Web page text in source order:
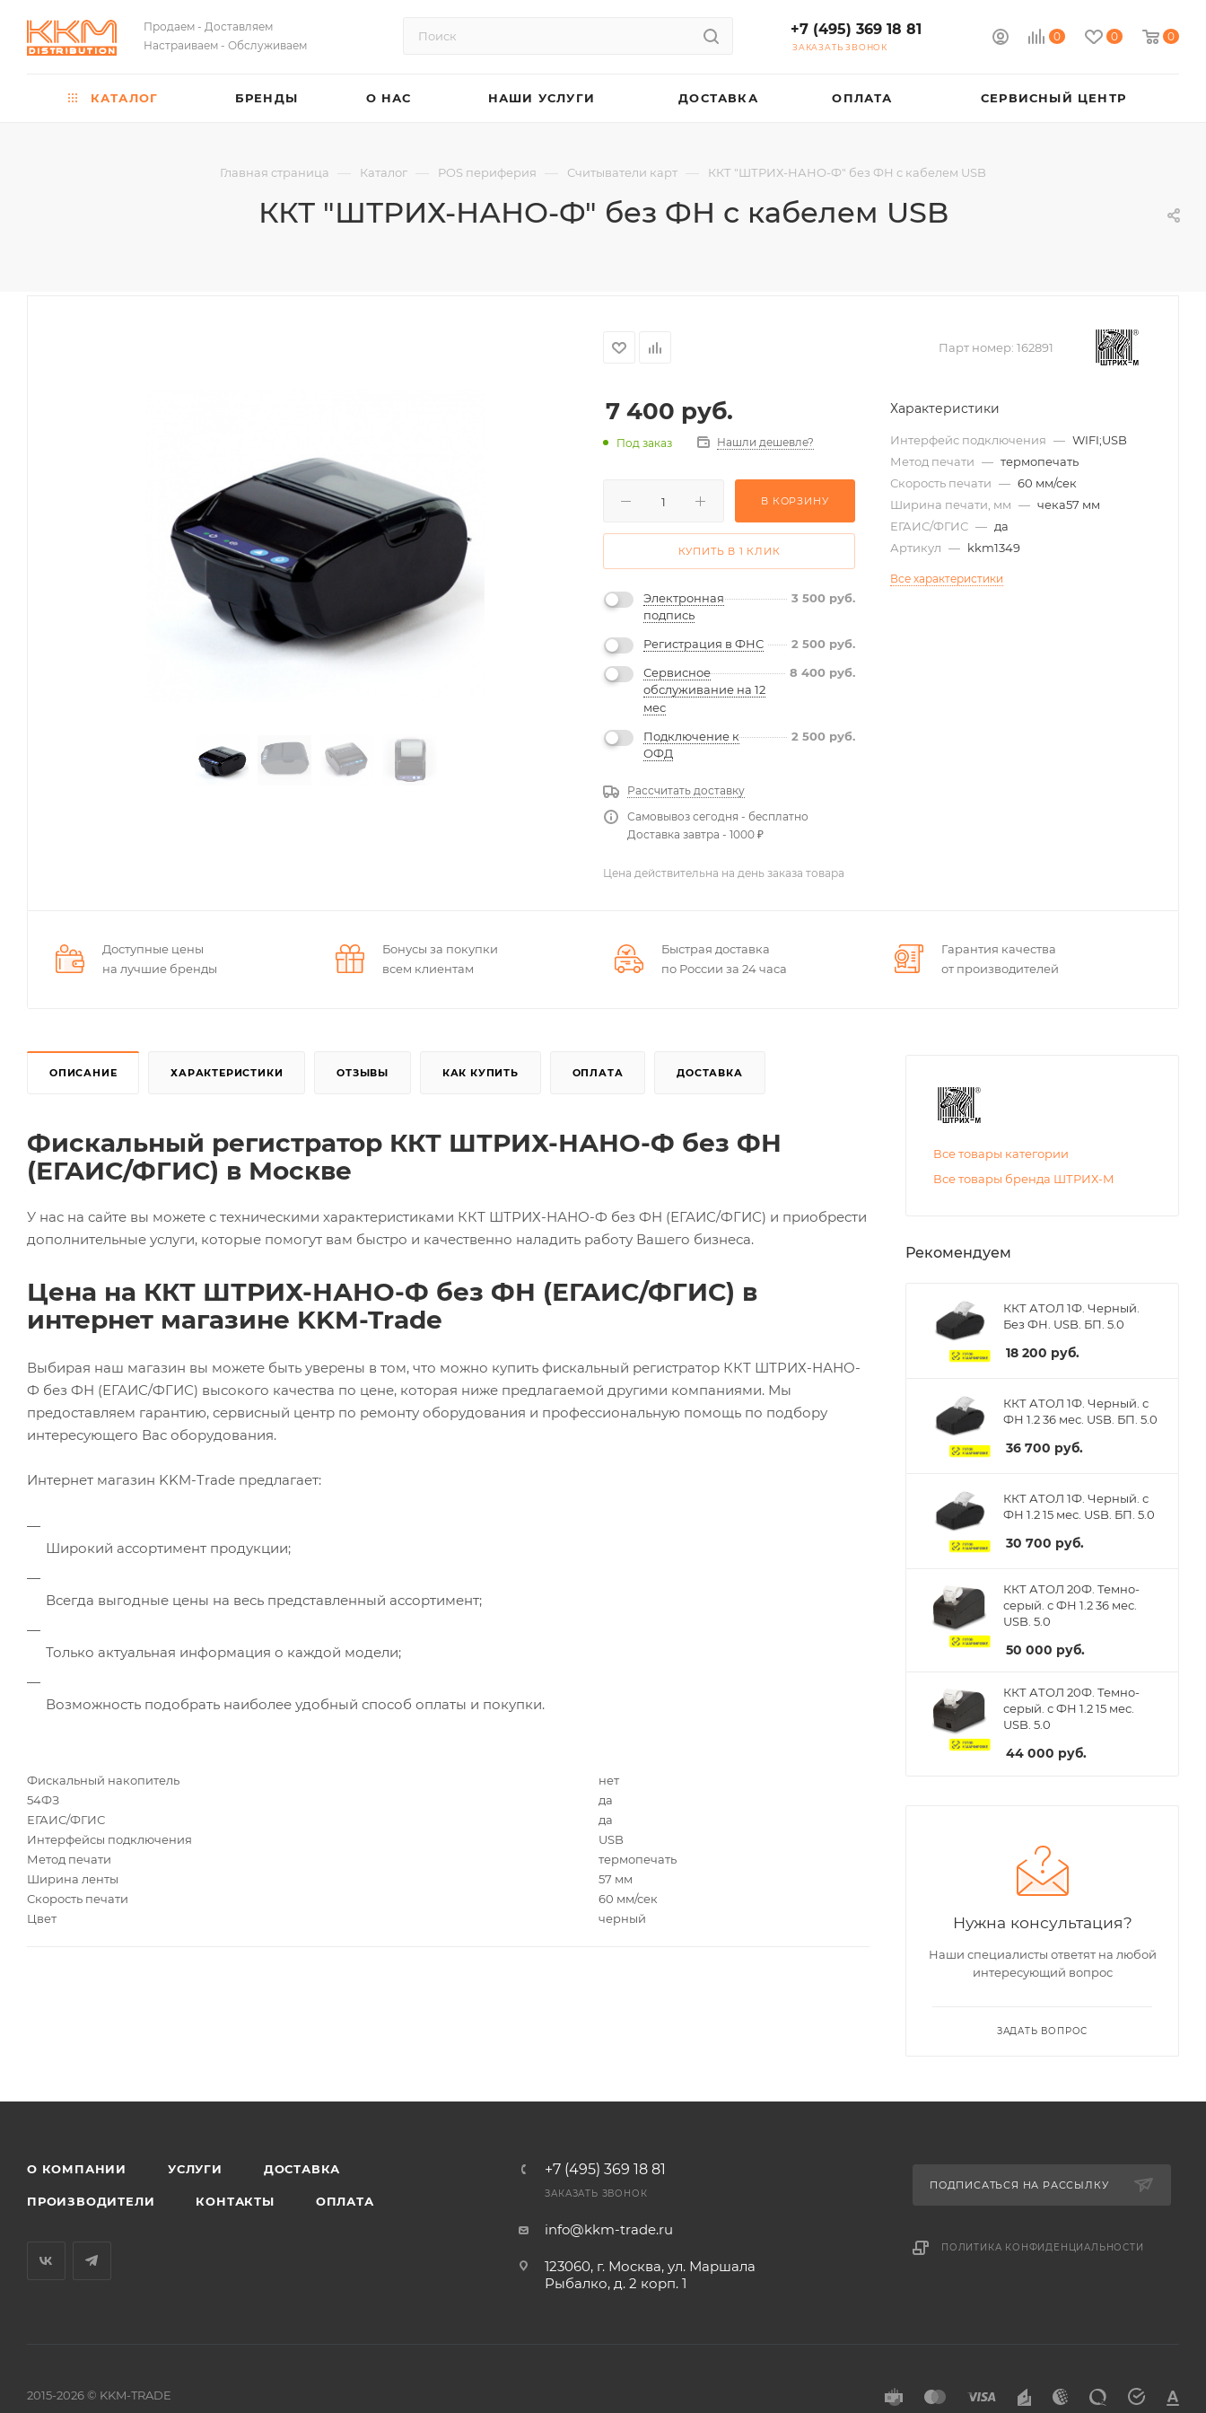
Продаем - Доставляем
Настраиваем - Обслуживаем
0 0 0
+7 (495) 369 18 81
ЗАКАЗАТЬ ЗВОНОК
КАТАЛОГ БРЕНДЫ О НАС НАШИ УСЛУГИ ДОСТАВКА ОПЛАТА СЕРВИСНЫЙ ЦЕНТР
Главная страница — Каталог — POS периферия — Считыватели карт — ККТ "ШТРИХ-НАНО-Ф" без ФН с кабелем USB
ККТ "ШТРИХ-НАНО-Ф" без ФН с кабелем USB
Парт номер: 162891
7 400 руб.
Под заказ Нашли дешевле?
В КОРЗИНУ
КУПИТЬ В 1 КЛИК
Электронная
подпись
3 500 руб.
Регистрация в ФНС 2 500 руб.
Сервисное
обслуживание на 12
мес
8 400 руб.
Подключение к
ОФД
2 500 руб.
Рассчитать доставку
Самовывоз сегодня - бесплатно
Доставка завтра - 1000 ₽
Характеристики
Интерфейс подключения — WIFI;USB
Метод печати — термопечать
Скорость печати — 60 мм/сек
Ширина печати, мм — чека57 мм
ЕГАИС/ФГИС — да
Артикул — kkm1349
Все характеристики
Цена действительна на день заказа товара
Доступные цены
на лучшие бренды
Бонусы за покупки
всем клиентам
Быстрая доставка
по России за 24 часа
Гарантия качества
от производителей
ОПИСАНИЕ ХАРАКТЕРИСТИКИ ОТЗЫВЫ КАК КУПИТЬ ОПЛАТА ДОСТАВКА
Фискальный регистратор ККТ ШТРИХ-НАНО-Ф без ФН
(ЕГАИС/ФГИС) в Москве
У нас на сайте вы можете с техническими характеристиками ККТ ШТРИХ-НАНО-Ф без ФН (ЕГАИС/ФГИС) и приобрести
дополнительные услуги, которые помогут вам быстро и качественно наладить работу Вашего бизнеса.
Цена на ККТ ШТРИХ-НАНО-Ф без ФН (ЕГАИС/ФГИС) в
интернет магазине KKM-Trade
Выбирая наш магазин вы можете быть уверены в том, что можно купить фискальный регистратор ККТ ШТРИХ-НАНО-
Ф без ФН (ЕГАИС/ФГИС) высокого качества по цене, которая ниже предлагаемой другими компаниями. Мы
предоставляем гарантию, сервисный центр по ремонту оборудования и профессиональную помощь по подбору
интересующего Вас оборудования.
Интернет магазин KKM-Trade предлагает:
Широкий ассортимент продукции;
Всегда выгодные цены на весь представленный ассортимент;
Только актуальная информация о каждой модели;
Возможность подобрать наиболее удобный способ оплаты и покупки.
Фискальный накопитель
нет
54ФЗ
да
ЕГАИС/ФГИС
да
Интерфейсы подключения
USB
Метод печати
термопечать
Ширина ленты
57 мм
Скорость печати
60 мм/сек
Цвет
черный
Все товары категории
Все товары бренда ШТРИХ-М
Рекомендуем
ККТ АТОЛ 1Ф. Черный.
Без ФН. USB. БП. 5.0
18 200 руб.
ККТ АТОЛ 1Ф. Черный. с
ФН 1.2 36 мес. USB. БП. 5.0
36 700 руб.
ККТ АТОЛ 1Ф. Черный. с
ФН 1.2 15 мес. USB. БП. 5.0
30 700 руб.
ККТ АТОЛ 20Ф. Темно-
серый. с ФН 1.2 36 мес.
USB. 5.0
50 000 руб.
ККТ АТОЛ 20Ф. Темно-
серый. с ФН 1.2 15 мес.
USB. 5.0
44 000 руб.
Нужна консультация?
Наши специалисты ответят на любой
интересующий вопрос
ЗАДАТЬ ВОПРОС
О КОМПАНИИ УСЛУГИ ДОСТАВКА
ПРОИЗВОДИТЕЛИ КОНТАКТЫ ОПЛАТА
+7 (495) 369 18 81
ЗАКАЗАТЬ ЗВОНОК
info@kkm-trade.ru
123060, г. Москва, ул. Маршала
Рыбалко, д. 2 корп. 1
ПОДПИСАТЬСЯ НА РАССЫЛКУ
ПОЛИТИКА КОНФИДЕНЦИАЛЬНОСТИ
2015-2026 © KKM-TRADE